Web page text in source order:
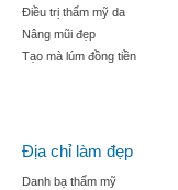
Điều trị thẩm mỹ da
Nâng mũi đẹp
Tạo mà lúm đồng tiền
Địa chỉ làm đẹp
Danh bạ thẩm mỹ